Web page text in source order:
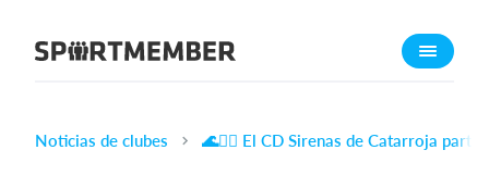
Acerca de SportMember
Noticias de clubes 🌊🏊‍♀️ El CD Sirenas de Catarroja